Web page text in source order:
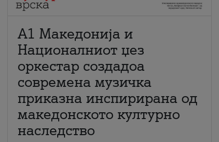
А1 Македонија и
Националниот џез
оркестар создадоа
современа музичка
приказна инспирирана од
македонското културно
наследство